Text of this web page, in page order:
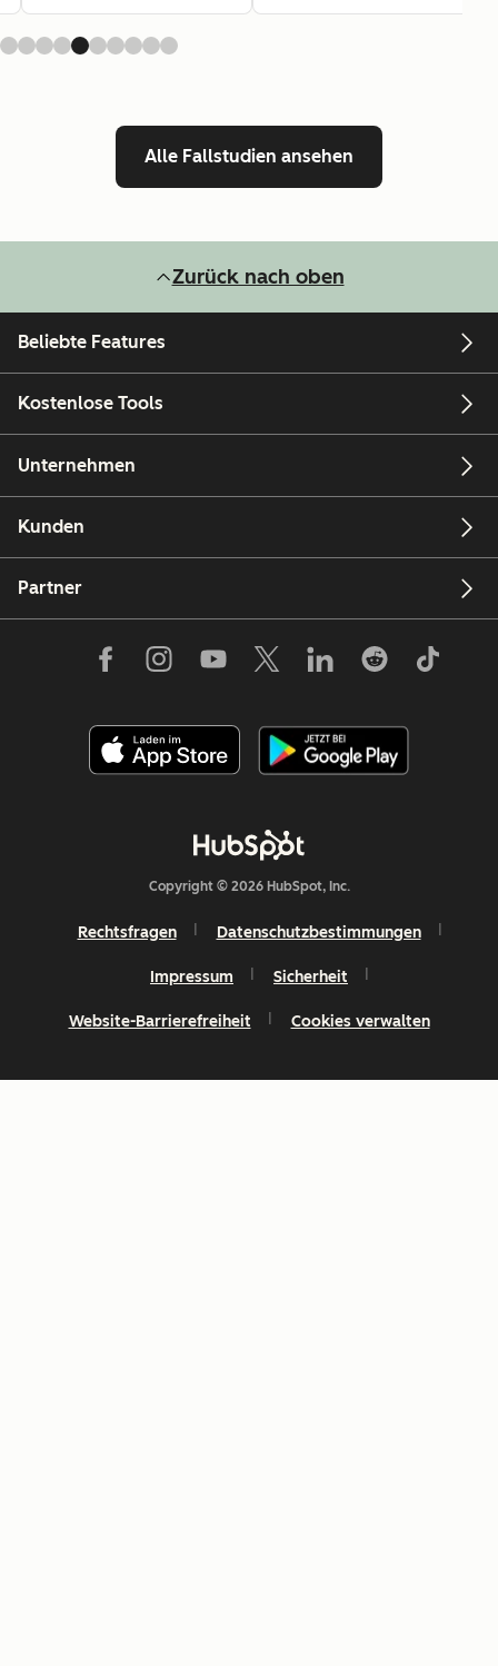
Alle Fallstudien ansehen
Zurück nach oben
Beliebte Features
Kostenlose Tools
Unternehmen
Kunden
Partner
Copyright © 2026 HubSpot, Inc.
Rechtsfragen Datenschutzbestimmungen
Impressum Sicherheit
Website-Barrierefreiheit Cookies verwalten